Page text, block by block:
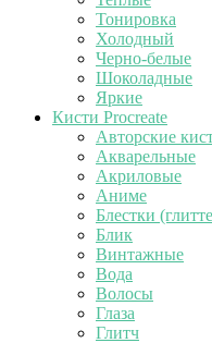
Тонировка
Холодный
Черно-белые
Шоколадные
Яркие
Кисти Procreate
Авторские
Акварельные
Акриловые
Аниме
Блестки
Блик
Винтажные
Вода
Волосы
Глаза
Глитч